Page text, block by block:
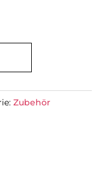
Zubehör